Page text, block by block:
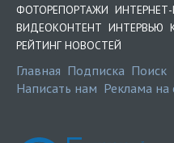
ФОТОРЕПОРТАЖИ
ВИДЕОКОНТЕНТ ИНТЕРВЬЮ
РЕЙТИНГ НОВОСТЕЙ
Главная Подписка Поиск
Написать нам Реклама на